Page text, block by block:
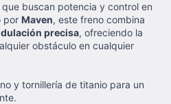
buscan potencia y control en
por Maven, este freno combina
precisa, ofreciendo la
obstáculo en cualquier
y tornillería de titanio para un